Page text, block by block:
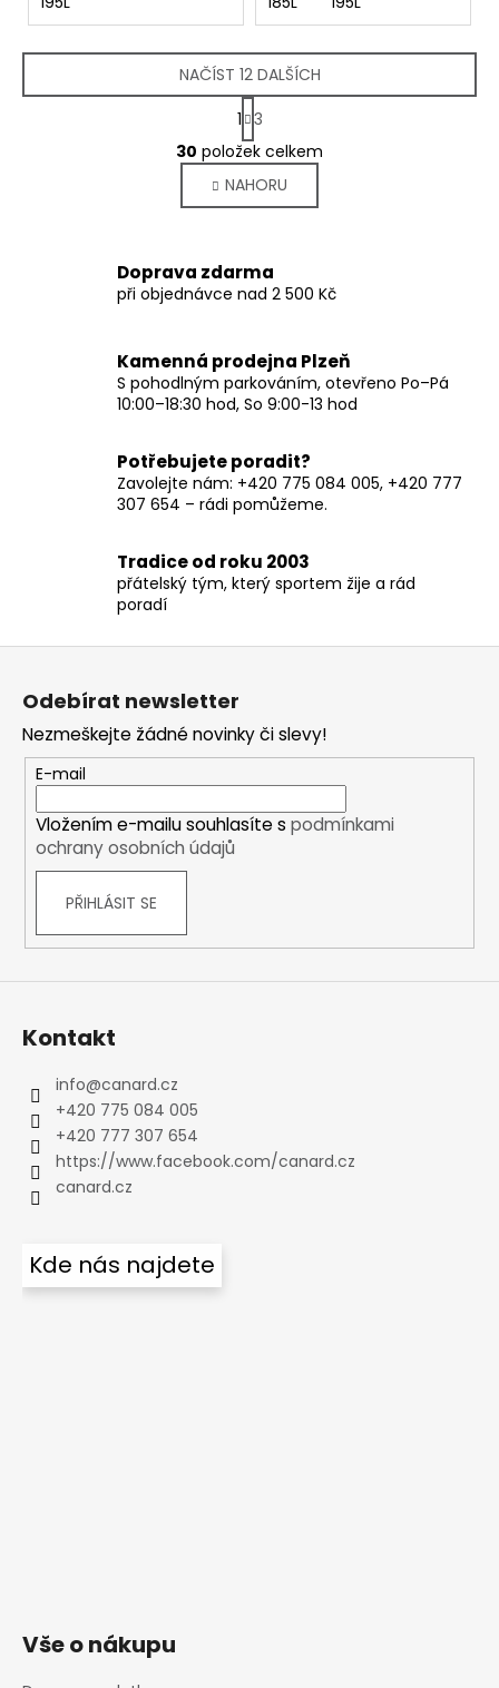
O
v
l
á
a
c
r
v
k
v
ý
p
s
u
NAČÍST 12 DALŠÍCH
S
t
r
á
n
k
á
n
1 3
30 položek celkem
NAHORU
Doprava zdarma
při objednávce nad 2 500 Kč
Kamenná prodejna Plzeň
S pohodlným parkováním, otevřeno Po–Pá
10:00–18:30 hod, So 9:00-13 hod
Potřebujete poradit?
Zavolejte nám: +420 775 084 005, +420 777
307 654 – rádi pomůžeme.
Tradice od roku 2003
přátelský tým, který sportem žije a rád
poradí
Odebírat newsletter
Nezmeškejte žádné novinky či slevy!
E-mail
Vložením e-mailu souhlasíte s podmínkami
ochrany osobních údajů
PŘIHLÁSIT SE
Kontakt
info@canard.cz
+420 775 084 005
+420 777 307 654
https://www.facebook.com/canard.cz
canard.cz
Kde nás najdete
Vše o nákupu